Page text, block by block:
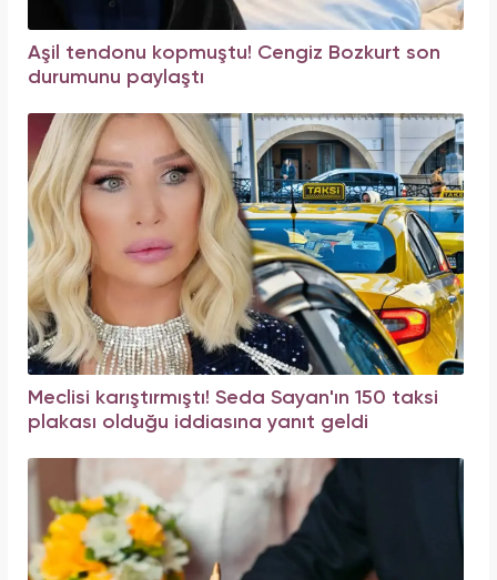
Aşil tendonu kopmuştu! Cengiz Bozkurt son
durumunu paylaştı
Meclisi karıştırmıştı! Seda Sayan'ın 150 taksi
plakası olduğu iddiasına yanıt geldi